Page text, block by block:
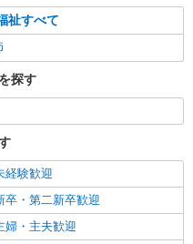
祉すべて
探す
経験歓迎
卒・第二新卒歓迎
婦・主夫歓迎